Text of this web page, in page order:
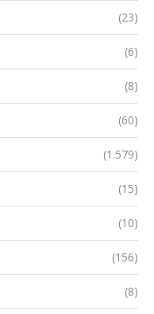
(23)
(6)
(8)
(60)
(1.579)
(15)
(10)
(156)
(8)